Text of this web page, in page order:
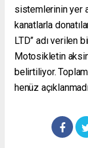
sistemlerinin yer
kanatlarla
LTD” adı verilen
Motosikletin
belirtiliyor.
henüz